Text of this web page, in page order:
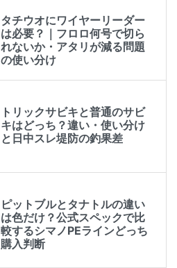
タチウオにワイヤーリーダー
は必要？｜フロロ何号で切ら
れないか・アタリが減る問題
の使い分け
トリックサビキと普通のサビ
キはどっち？違い・使い分け
と日中スレ堤防の釣果差
ピットブルとタナトルの違い
は色だけ？公式スペックで比
較するシマノPEラインどっち
購入判断